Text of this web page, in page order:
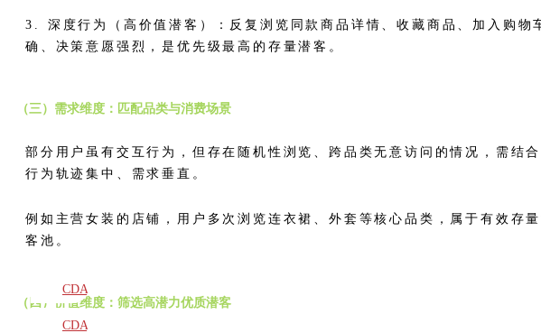
3. 深度行为（高价值潜客）：反复浏览同款商品详情、收藏商品、加入购
确、决策意愿强烈，是优先级最高的存量潜客。
（三）需求维度：匹配品类与消费场景
部分用户虽有交互行为，但存在随机性浏览、跨品类无意访问的情况，需结
行为轨迹集中、需求垂直。
例如主营女装的店铺，用户多次浏览连衣裙、外套等核心品类，属于有效存
客池。
（四）价值维度：筛选高潜力优质潜客
CDA
教材
CDA